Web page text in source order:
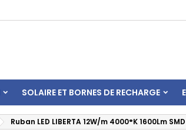
SOLAIRE ET BORNES DE RECHARGE
Ruban LED LIBERTA 12W/m 4000°K 1600Lm